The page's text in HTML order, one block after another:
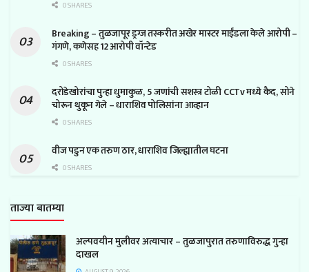
0 SHARES
Breaking – तुळजापूर ड्रग्ज तस्करीत अखेर मास्टर माईंडला केले आरोपी –
गंगणे, कणेसह 12 आरोपी वॉन्टेड
0 SHARES
दरोडेखोरांचा पुन्हा धुमाकुळ, 5 जणांची सशस्त्र टोळी CCTv मध्ये कैद, सोने
चोरून थुकून गेले – धाराशिव पोलिसांना आव्हान
0 SHARES
वीज पडुन एक तरुण ठार, धाराशिव जिल्ह्यातील घटना
0 SHARES
ताज्या बातम्या
अल्पवयीन मुलीवर अत्याचार – तुळजापुरात तरुणाविरुद्ध गुन्हा
दाखल